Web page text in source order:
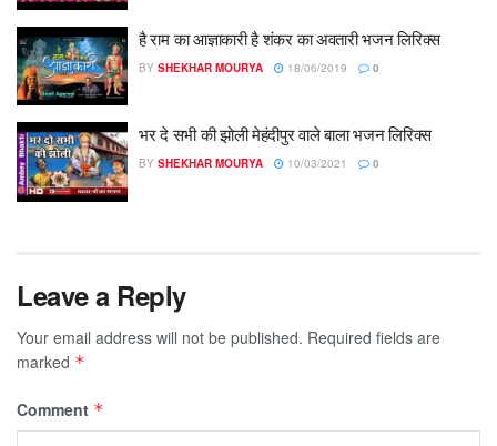
है राम का आज्ञाकारी है शंकर का अवतारी भजन लिरिक्स
BY SHEKHAR MOURYA 18/06/2019 0
भर दे सभी की झोली मेहंदीपुर वाले बाला भजन लिरिक्स
BY SHEKHAR MOURYA 10/03/2021 0
Leave a Reply
Your email address will not be published. Required fields are
marked *
Comment *